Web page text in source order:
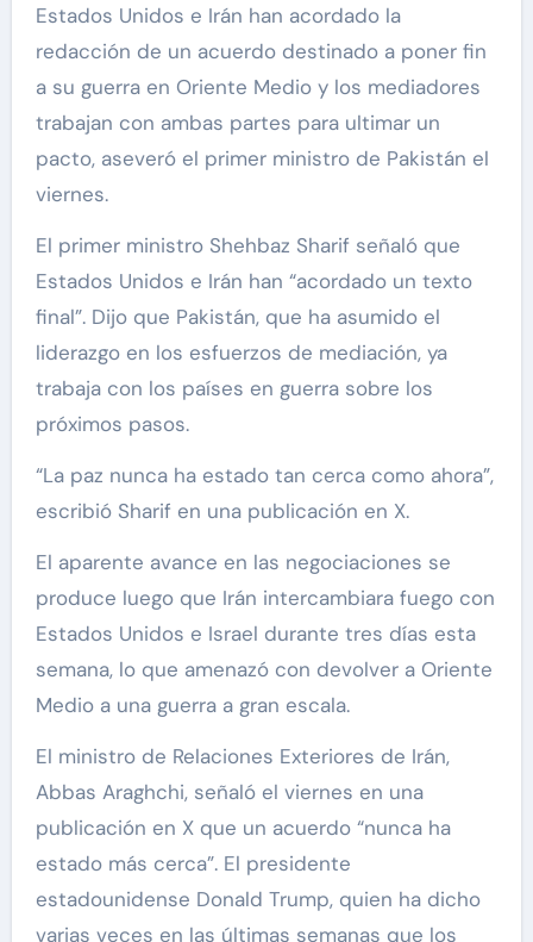
Estados Unidos e Irán han acordado la
redacción de un acuerdo destinado a poner fin
a su guerra en Oriente Medio y los mediadores
trabajan con ambas partes para ultimar un
pacto, aseveró el primer ministro de Pakistán el
viernes.
El primer ministro Shehbaz Sharif señaló que
Estados Unidos e Irán han “acordado un texto
final”. Dijo que Pakistán, que ha asumido el
liderazgo en los esfuerzos de mediación, ya
trabaja con los países en guerra sobre los
próximos pasos.
“La paz nunca ha estado tan cerca como ahora”,
escribió Sharif en una publicación en X.
El aparente avance en las negociaciones se
produce luego que Irán intercambiara fuego con
Estados Unidos e Israel durante tres días esta
semana, lo que amenazó con devolver a Oriente
Medio a una guerra a gran escala.
El ministro de Relaciones Exteriores de Irán,
Abbas Araghchi, señaló el viernes en una
publicación en X que un acuerdo “nunca ha
estado más cerca”. El presidente
estadounidense Donald Trump, quien ha dicho
varias veces en las últimas semanas que los